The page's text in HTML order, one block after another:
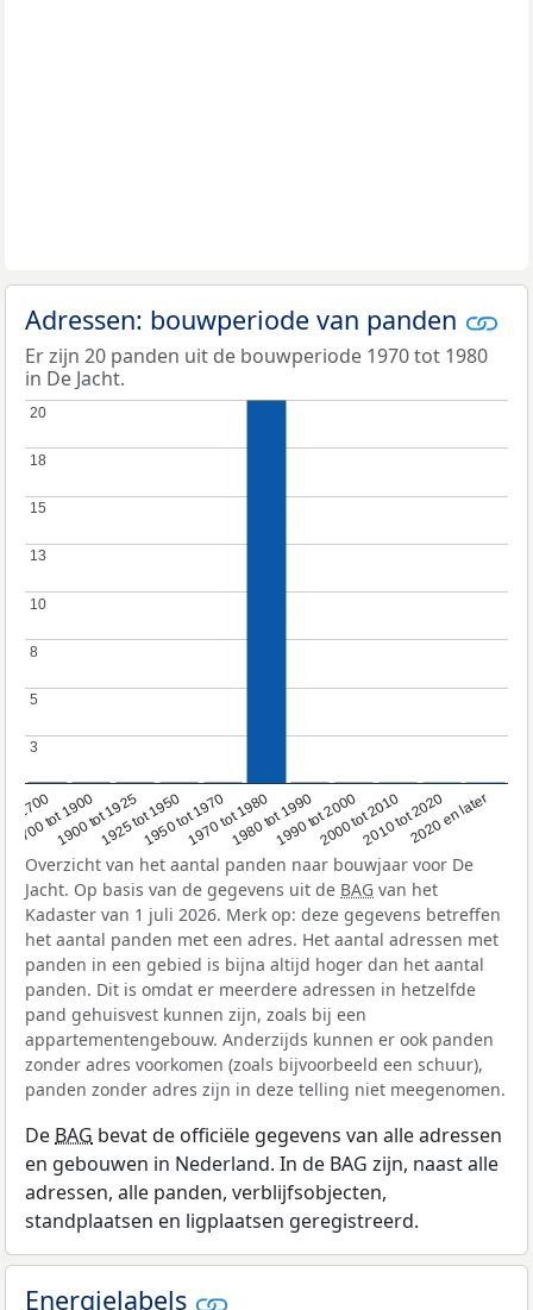
Adressen: bouwperiode van panden
Er zijn 20 panden uit de bouwperiode 1970 tot 1980
in De Jacht.
1700
1700 tot 1900
1900 tot 19251925 tot 19501950 tot 19701970 tot 19801980 tot 19901990 tot 20002000 tot 20102010 tot 20202020 en later
3
3
5
5
8
8
10
10
13
13
15
15
18
18
20
20
Overzicht van het aantal panden naar bouwjaar voor De
Jacht. Op basis van de gegevens uit de BAG van het
Kadaster van 1 juli 2026. Merk op: deze gegevens betreffen
het aantal panden met een adres. Het aantal adressen met
panden in een gebied is bijna altijd hoger dan het aantal
panden. Dit is omdat er meerdere adressen in hetzelfde
pand gehuisvest kunnen zijn, zoals bij een
appartementengebouw. Anderzijds kunnen er ook panden
zonder adres voorkomen (zoals bijvoorbeeld een schuur),
panden zonder adres zijn in deze telling niet meegenomen.
De BAG bevat de officiële gegevens van alle adressen
en gebouwen in Nederland. In de BAG zijn, naast alle
adressen, alle panden, verblijfsobjecten,
standplaatsen en ligplaatsen geregistreerd.
Energielabels